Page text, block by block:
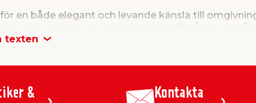
en både elegant och levande känsla till
texten
&
Kontakta